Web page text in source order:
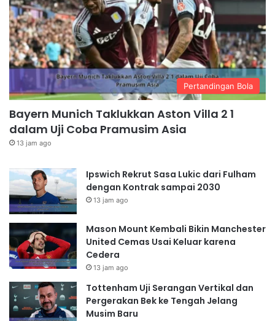
Pertandingan Bola
Bayern Munich Taklukkan Aston Villa 2 1
dalam Uji Coba Pramusim Asia
13 jam ago
Ipswich Rekrut Sasa Lukic dari Fulham
dengan Kontrak sampai 2030
13 jam ago
Mason Mount Kembali Bikin Manchester
United Cemas Usai Keluar karena
Cedera
13 jam ago
Tottenham Uji Serangan Vertikal dan
Pergerakan Bek ke Tengah Jelang
Musim Baru